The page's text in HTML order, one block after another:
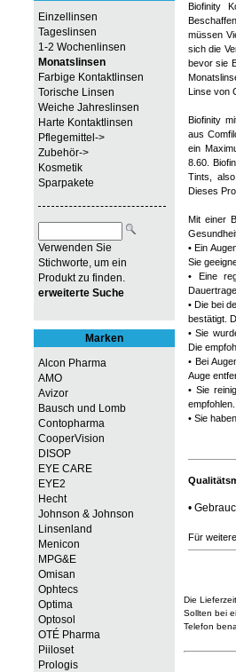
Einzellinsen
Tageslinsen
1-2 Wochenlinsen
Monatslinsen
Farbige Kontaktlinsen
Torische Linsen
Weiche Jahreslinsen
Harte Kontaktlinsen
Pflegemittel->
Zubehör->
Kosmetik
Sparpakete
Verwenden Sie
Stichworte, um ein
Produkt zu finden.
erweiterte Suche
Marken
Alcon Pharma
AMO
Avizor
Bausch und Lomb
Contopharma
CooperVision
DISOP
EYE CARE
EYE2
Hecht
Johnson & Johnson
Linsenland
Menicon
MPG&E
Omisan
Ophtecs
Optima
Optosol
OTÉ Pharma
Piiloset
Prologis
Biofinity
müssen
sich die
bevor sie
Linse von
Biofinity
aus
ein
8.60.
Tints,
Dieses
Mit einer
• Ein
Sie
• Eine
• Die bei
bestätigt.
• Sie
Die
• Bei
Auge
• Sie
• Sie
•
Für
Die
Sollten bei
Telefon